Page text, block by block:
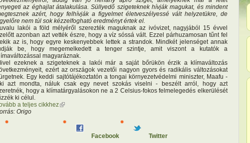
az éghajlat átalakulása. Süllyedő szigeteknek hívják magukat, és mindent
azért, hogy felhívják a figyelmet életveszélyessé vált helyzetükre, de
nem túl sok kézzelfogható eredményt értek el.
lakói a föld mélyéről szerezték maguknak az ivóvizet, nagyjából 15 évvel
azonban azt vették észre, hogy a víz sóssá vált. Ezzel párhuzamosan tűnt fel
az is, hogy egyre keskenyebbek lettek a strandok. Mindkét jelenséget annak
be, hogy megemelkedett a tenger szintje, amit viszont a kutatók a
magyaráznak.
ezeknek a szigeteknek a lakói már a saját bőrükön érzik a klímaváltozás
ezért az országok vezetői nagyon gyors és radikális változásokat
Egy keddi sajtótájékoztatón a tongai környezetvédelmi miniszter, Maafu -
azt mondta, náluk csak egy nevet szokás viselni - beszélt arról, hogy azt
hogy a klímatárgyalásokon ne a 2 Celsius-fokos felmelegedés elkerülését
ki célul.
a teljes cikkhez(külső hivatkozás)
Origo
Facebook Twitter